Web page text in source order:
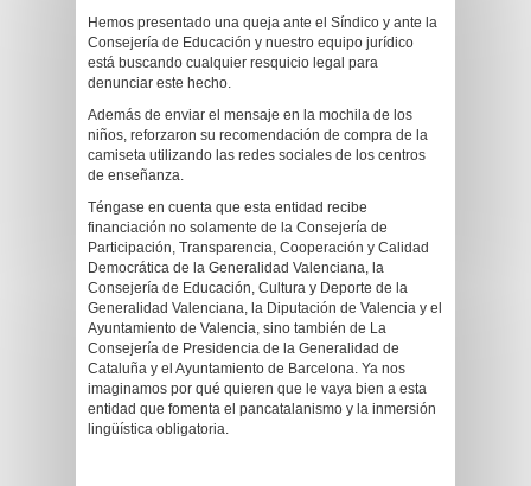
Hemos presentado una queja ante el Síndico y ante la
Consejería de Educación y nuestro equipo jurídico
está buscando cualquier resquicio legal para
denunciar este hecho.
Además de enviar el mensaje en la mochila de los
niños, reforzaron su recomendación de compra de la
camiseta utilizando las redes sociales de los centros
de enseñanza.
Téngase en cuenta que esta entidad recibe
financiación no solamente de la Consejería de
Participación, Transparencia, Cooperación y Calidad
Democrática de la Generalidad Valenciana, la
Consejería de Educación, Cultura y Deporte de la
Generalidad Valenciana, la Diputación de Valencia y el
Ayuntamiento de Valencia, sino también de La
Consejería de Presidencia de la Generalidad de
Cataluña y el Ayuntamiento de Barcelona. Ya nos
imaginamos por qué quieren que le vaya bien a esta
entidad que fomenta el pancatalanismo y la inmersión
lingüística obligatoria.